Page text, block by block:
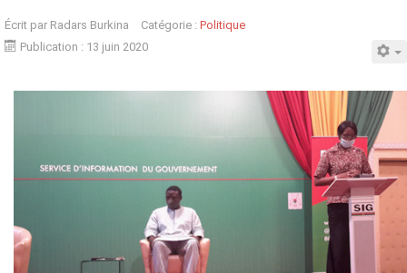
Écrit par Radars Burkina Catégorie : Politique
Publication : 13 juin 2020